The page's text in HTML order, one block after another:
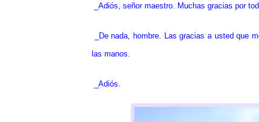
_Adiós, señor maestro. Muchas gracias por
_De nada, hombre. Las gracias a usted que
las manos.
_Adiós.